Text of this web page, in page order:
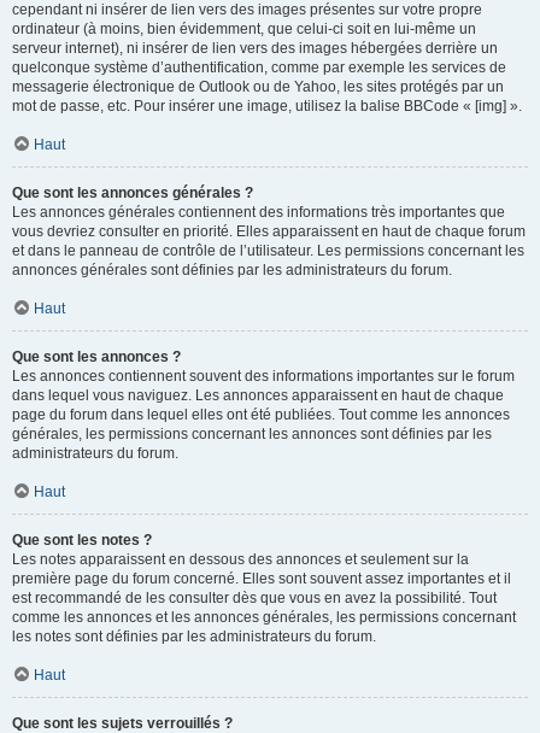
cependant ni insérer de lien vers des images présentes sur votre propre
ordinateur (à moins, bien évidemment, que celui-ci soit en lui-même un
serveur internet), ni insérer de lien vers des images hébergées derrière un
quelconque système d’authentification, comme par exemple les services de
messagerie électronique de Outlook ou de Yahoo, les sites protégés par un
mot de passe, etc. Pour insérer une image, utilisez la balise BBCode « [img] ».
Haut
Que sont les annonces générales ?
Les annonces générales contiennent des informations très importantes que
vous devriez consulter en priorité. Elles apparaissent en haut de chaque forum
et dans le panneau de contrôle de l’utilisateur. Les permissions concernant les
annonces générales sont définies par les administrateurs du forum.
Haut
Que sont les annonces ?
Les annonces contiennent souvent des informations importantes sur le forum
dans lequel vous naviguez. Les annonces apparaissent en haut de chaque
page du forum dans lequel elles ont été publiées. Tout comme les annonces
générales, les permissions concernant les annonces sont définies par les
administrateurs du forum.
Haut
Que sont les notes ?
Les notes apparaissent en dessous des annonces et seulement sur la
première page du forum concerné. Elles sont souvent assez importantes et il
est recommandé de les consulter dès que vous en avez la possibilité. Tout
comme les annonces et les annonces générales, les permissions concernant
les notes sont définies par les administrateurs du forum.
Haut
Que sont les sujets verrouillés ?